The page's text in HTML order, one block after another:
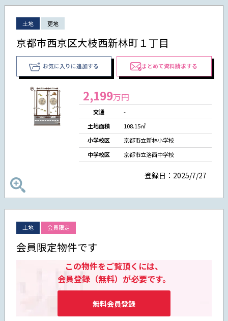
土地 更地
京都市西京区大枝西新林町１丁目
お気に入りに追加する まとめて資料請求する
2,199万円
交通
-
土地面積
108.15㎡
小学校区
京都市立新林小学校
中学校区
京都市立洛西中学校
登録日：2025/7/27
土地 会員限定
会員限定物件です
この物件をご覧頂くには、
会員登録（無料）が必要です。
無料会員登録